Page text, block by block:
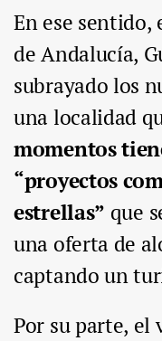
En ese sentido,
de Andalucía,
subrayado los
una localidad
momentos
“proyectos
estrellas” que
una oferta de
captando un
Por su parte, el